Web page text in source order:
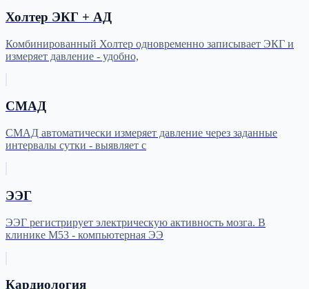
Холтер ЭКГ + АД
Комбинированный Холтер одновременно записывает ЭКГ и
измеряет давление - удобно,
СМАД
СМАД автоматически измеряет давление через заданные
интервалы сутки - выявляет с
ЭЭГ
ЭЭГ регистрирует электрическую активность мозга. В
клинике М53 - компьютерная ЭЭ
Кардиология